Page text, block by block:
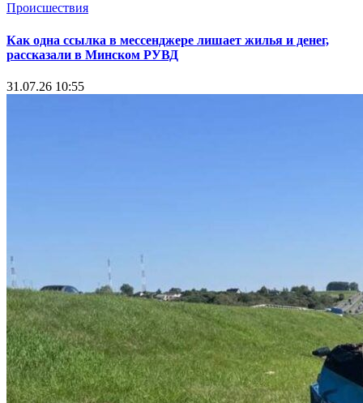
Происшествия
Как одна ссылка в мессенджере лишает жилья и денег,
рассказали в Минском РУВД
31.07.26 10:55